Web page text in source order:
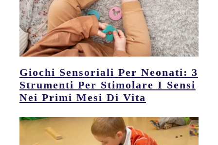
Giochi Sensoriali Per Neonati: 3
Strumenti Per Stimolare I Sensi
Nei Primi Mesi Di Vita